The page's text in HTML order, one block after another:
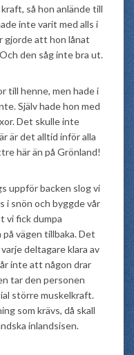
så hon anlände till
inte varit med alls i
gjorde att hon lånat
den såg inte bra ut.
till henne, men hade i
Själv hade hon med
Det skulle inte
är det alltid inför alla
här än på Grönland!
uppför backen slog vi
i snön och byggde vår
vi fick dumpa
på vägen tillbaka. Det
deltagare klara av
inte att någon drar
tar den personen
större muskelkraft.
som krävs, då skall
inlandsisen.